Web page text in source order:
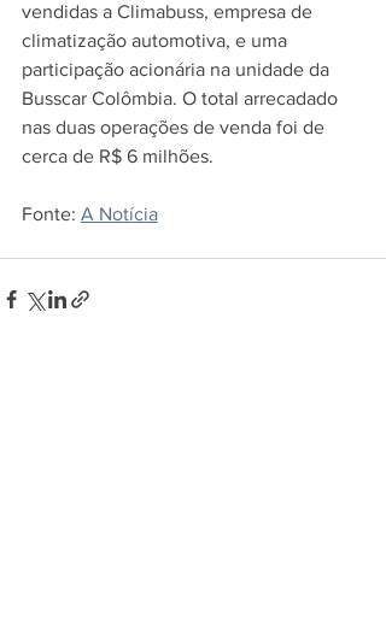
vendidas a Climabuss, empresa de
climatização automotiva, e uma
participação acionária na unidade da
Busscar Colômbia. O total arrecadado
nas duas operações de venda foi de
cerca de R$ 6 milhões.
Fonte: A Notícia